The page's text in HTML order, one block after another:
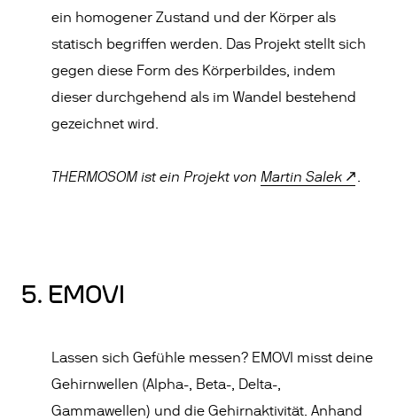
ein homogener Zustand und der Körper als
statisch begriffen werden. Das Projekt stellt sich
gegen diese Form des Körperbildes, indem
dieser durchgehend als im Wandel bestehend
gezeichnet wird.
THERMOSOM ist ein Projekt vonMartin Salek .
5. EMOVI
Lassen sich Gefühle messen? EMOVI misst deine
Gehirnwellen (Alpha-, Beta-, Delta-,
Gammawellen) und die Gehirnaktivität. Anhand